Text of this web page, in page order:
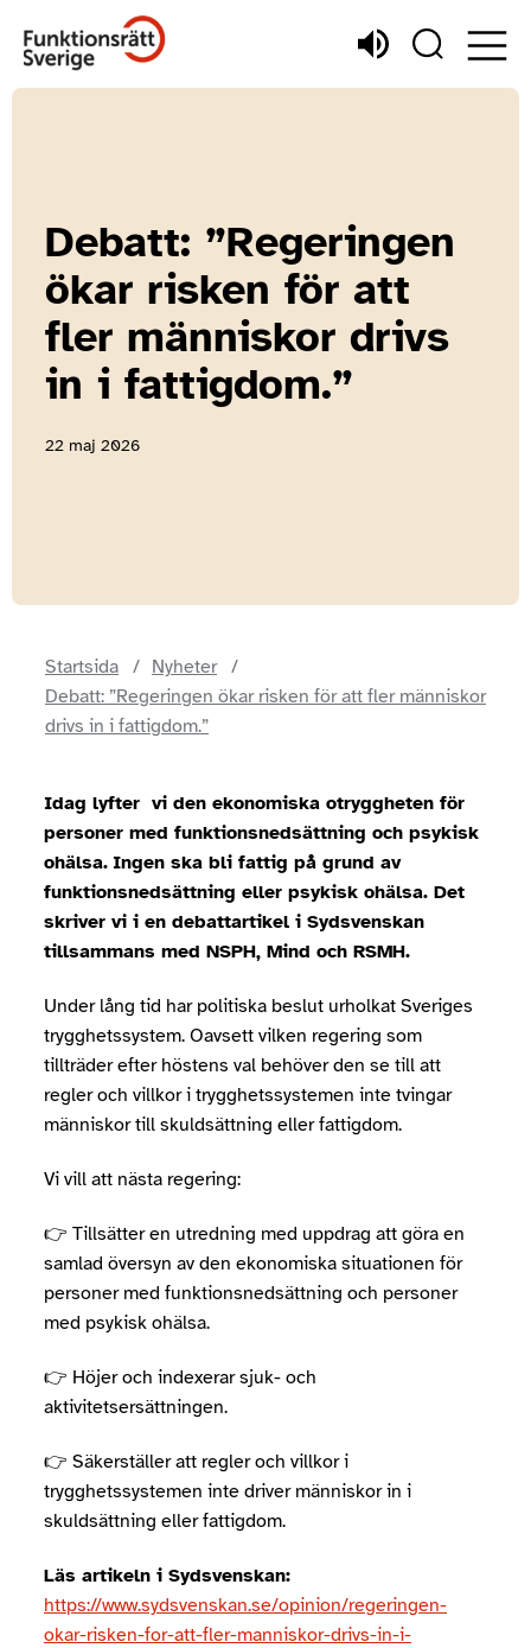
Debatt: ”Regeringen
ökar risken för att
fler människor drivs
in i fattigdom.”
22 maj 2026
Startsida
Nyheter
Debatt: ”Regeringen ökar risken för att fler människor
drivs in i fattigdom.”
Idag lyfter vi den ekonomiska otryggheten för
personer med funktionsnedsättning och psykisk
ohälsa. Ingen ska bli fattig på grund av
funktionsnedsättning eller psykisk ohälsa. Det
skriver vi i en debattartikel i Sydsvenskan
tillsammans med NSPH, Mind och RSMH.
Under lång tid har politiska beslut urholkat Sveriges
trygghetssystem. Oavsett vilken regering som
tillträder efter höstens val behöver den se till att
regler och villkor i trygghetssystemen inte tvingar
människor till skuldsättning eller fattigdom.
Vi vill att nästa regering:
👉 Tillsätter en utredning med uppdrag att göra en
samlad översyn av den ekonomiska situationen för
personer med funktionsnedsättning och personer
med psykisk ohälsa.
👉 Höjer och indexerar sjuk- och
aktivitetsersättningen.
👉 Säkerställer att regler och villkor i
trygghetssystemen inte driver människor in i
skuldsättning eller fattigdom.
Läs artikeln i Sydsvenskan:
https://www.sydsvenskan.se/opinion/regeringen-
okar-risken-for-att-fler-manniskor-drivs-in-i-